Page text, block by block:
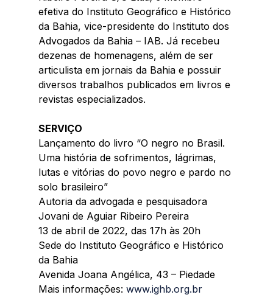
efetiva do Instituto Geográfico e Histórico
da Bahia, vice-presidente do Instituto dos
Advogados da Bahia – IAB. Já recebeu
dezenas de homenagens, além de ser
articulista em jornais da Bahia e possuir
diversos trabalhos publicados em livros e
revistas especializados.
SERVIÇO
Lançamento do livro “O negro no Brasil.
Uma história de sofrimentos, lágrimas,
lutas e vitórias do povo negro e pardo no
solo brasileiro”
Autoria da advogada e pesquisadora
Jovani de Aguiar Ribeiro Pereira
13 de abril de 2022, das 17h às 20h
Sede do Instituto Geográfico e Histórico
da Bahia
Avenida Joana Angélica, 43 – Piedade
Mais informações: www.ighb.org.br